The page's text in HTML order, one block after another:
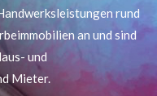
rund
an und sind
und
Mieter.